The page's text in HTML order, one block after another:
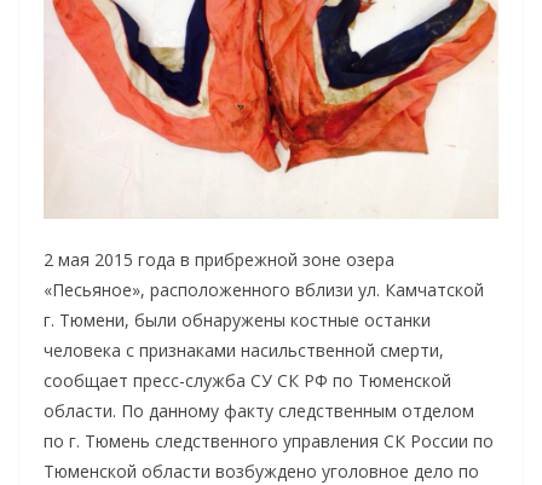
2 мая 2015 года в прибрежной зоне озера
«Песьяное», расположенного вблизи ул. Камчатской
г. Тюмени, были обнаружены костные останки
человека с признаками насильственной смерти,
сообщает пресс-служба СУ СК РФ по Тюменской
области. По данному факту следственным отделом
по г. Тюмень следственного управления СК России по
Тюменской области возбуждено уголовное дело по